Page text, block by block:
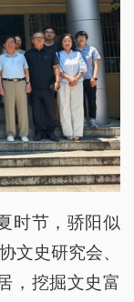
时节，骄阳似
文史研究会、
，挖掘文史富